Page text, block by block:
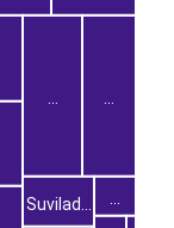
... ...
Suvilad
...